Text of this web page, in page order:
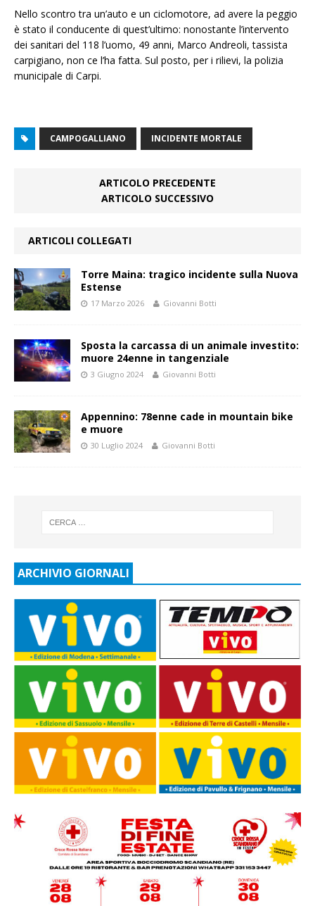
Nello scontro tra un’auto e un ciclomotore, ad avere la peggio
è stato il conducente di quest’ultimo: nonostante l’intervento
dei sanitari del 118 l’uomo, 49 anni, Marco Andreoli, tassista
carpigiano, non ce l’ha fatta. Sul posto, per i rilievi, la polizia
municipale di Carpi.
CAMPOGALLIANO INCIDENTE MORTALE
ARTICOLO PRECEDENTE
ARTICOLO SUCCESSIVO
ARTICOLI COLLEGATI
Torre Maina: tragico incidente sulla Nuova
Estense
17 Marzo 2026 Giovanni Botti
Sposta la carcassa di un animale investito:
muore 24enne in tangenziale
3 Giugno 2024 Giovanni Botti
Appennino: 78enne cade in mountain bike
e muore
30 Luglio 2024 Giovanni Botti
ARCHIVIO GIORNALI